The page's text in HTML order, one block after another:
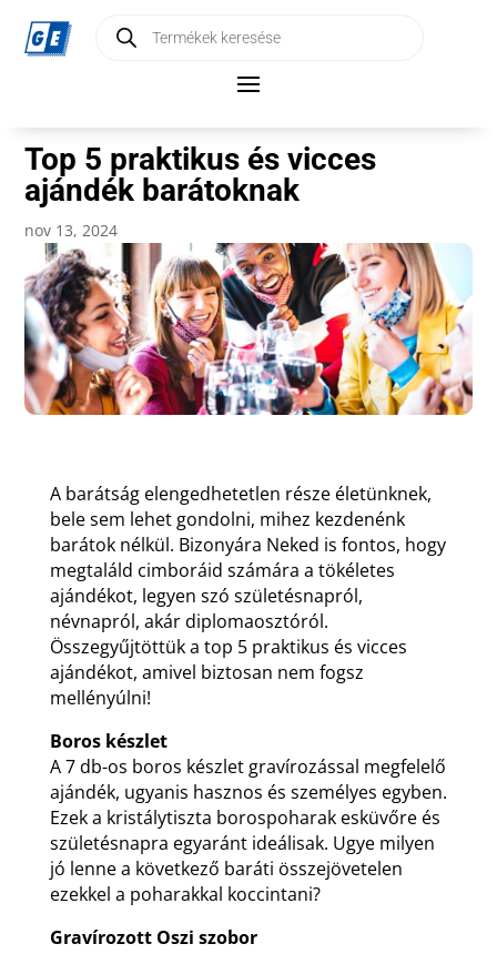
search
Top 5 praktikus és vicces
ajándék barátoknak
nov 13, 2024
A barátság elengedhetetlen része életünknek,
bele sem lehet gondolni, mihez kezdenénk
barátok nélkül. Bizonyára Neked is fontos, hogy
megtaláld cimboráid számára a tökéletes
ajándékot, legyen szó születésnapról,
névnapról, akár diplomaosztóról.
Összegyűjtöttük a top 5 praktikus és vicces
ajándékot, amivel biztosan nem fogsz
mellényúlni!
Boros készlet
A 7 db-os boros készlet gravírozással megfelelő
ajándék, ugyanis hasznos és személyes egyben.
Ezek a kristálytiszta borospoharak esküvőre és
születésnapra egyaránt ideálisak. Ugye milyen
jó lenne a következő baráti összejövetelen
ezekkel a poharakkal koccintani?
Gravírozott Oszi szobor